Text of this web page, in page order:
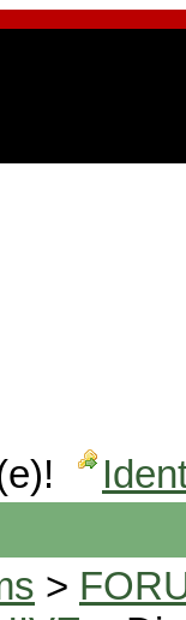
>